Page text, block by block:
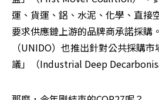
運、貨運、鋁、水泥、化學、直接
要求供應鏈上游的品牌商承諾採購
（UNIDO）也推出針對公共採購
議」（Industrial Deep